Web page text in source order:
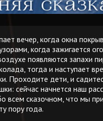
вечер, когда окна
когда зажигается
появляются запахи
тогда и наступает
Проходите дети, и
сейчас начнется наш
всем сказочном, что мы
пору года.